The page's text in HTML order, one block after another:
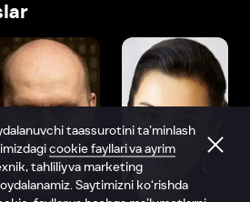
taassurotini ta’minlash
cookie fayllari va ayrim
tahliliy va marketing
Saytimizni ko‘rishda